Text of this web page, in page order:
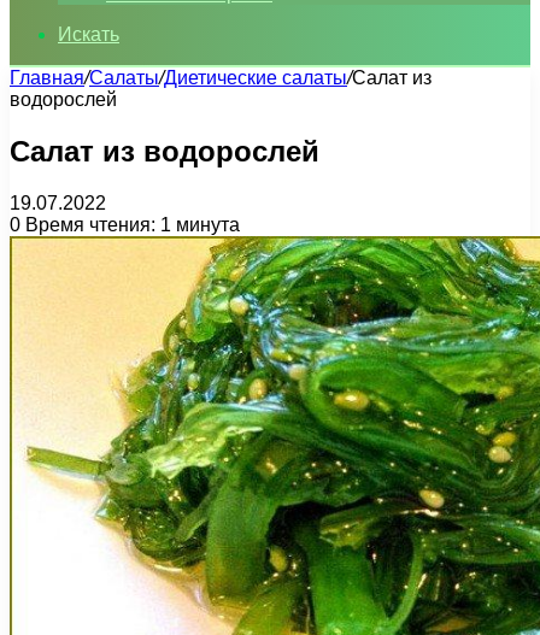
Искать
Главная/Салаты/Диетические салаты/Салат из
водорослей
Салат из водорослей
19.07.2022
0 Время чтения: 1 минута